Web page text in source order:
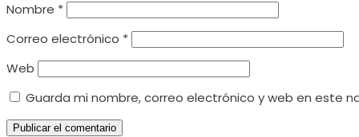
Nombre *
Correo electrónico *
Web
Guarda mi nombre, correo electrónico y web en este